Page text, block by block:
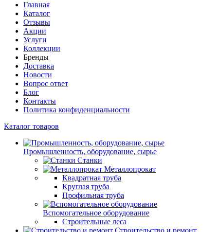
Главная
Каталог
Отзывы
Акции
Услуги
Коллекции
Бренды
Доставка
Новости
Вопрос ответ
Блог
Контакты
Политика конфиденциальности
Каталог товаров
Промышленность, оборудование, сырье
Станки
Металлопрокат
Квадратная труба
Круглая труба
Профильная труба
Вспомогательное оборудование
Строительные леса
Строительство и ремонт